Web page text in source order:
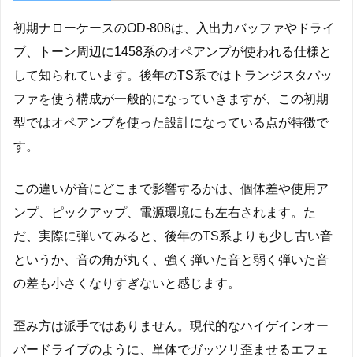
初期ナローケースのOD-808は、入出力バッファやドライ
ブ、トーン周辺に1458系のオペアンプが使われる仕様と
して知られています。後年のTS系ではトランジスタバッ
ファを使う構成が一般的になっていきますが、この初期
型ではオペアンプを使った設計になっている点が特徴で
す。
この違いが音にどこまで影響するかは、個体差や使用ア
ンプ、ピックアップ、電源環境にも左右されます。た
だ、実際に弾いてみると、後年のTS系よりも少し古い音
というか、音の角が丸く、強く弾いた音と弱く弾いた音
の差も小さくなりすぎないと感じます。
歪み方は派手ではありません。現代的なハイゲインオー
バードライブのように、単体でガッツリ歪ませるエフェ